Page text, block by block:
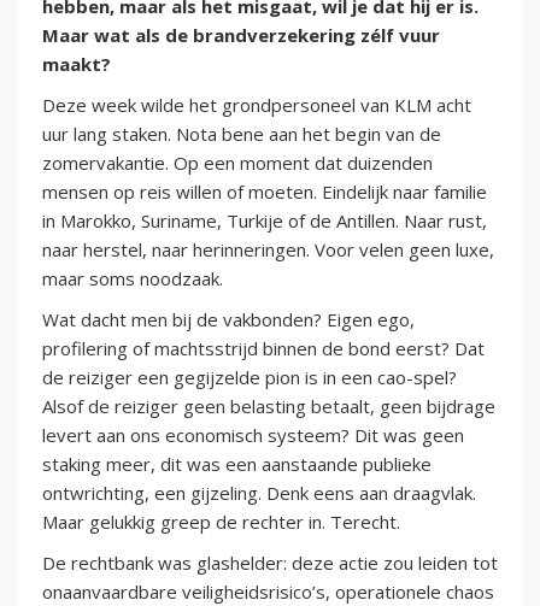
hebben, maar als het misgaat, wil je dat hij er is.
Maar wat als de brandverzekering zélf vuur
maakt?
Deze week wilde het grondpersoneel van KLM acht
uur lang staken. Nota bene aan het begin van de
zomervakantie. Op een moment dat duizenden
mensen op reis willen of moeten. Eindelijk naar familie
in Marokko, Suriname, Turkije of de Antillen. Naar rust,
naar herstel, naar herinneringen. Voor velen geen luxe,
maar soms noodzaak.
Wat dacht men bij de vakbonden? Eigen ego,
profilering of machtsstrijd binnen de bond eerst? Dat
de reiziger een gegijzelde pion is in een cao-spel?
Alsof de reiziger geen belasting betaalt, geen bijdrage
levert aan ons economisch systeem? Dit was geen
staking meer, dit was een aanstaande publieke
ontwrichting, een gijzeling. Denk eens aan draagvlak.
Maar gelukkig greep de rechter in. Terecht.
De rechtbank was glashelder: deze actie zou leiden tot
onaanvaardbare veiligheidsrisico’s, operationele chaos